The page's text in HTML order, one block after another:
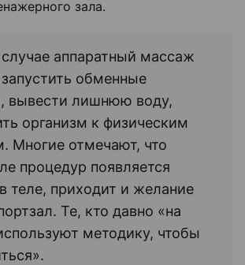
зала.
аппаратный массаж
обменные
вывести лишнюю воду,
организм к физическим
Многие отмечают, что
процедур появляется
теле, приходит и желание
Те, кто давно «на
методику, чтобы